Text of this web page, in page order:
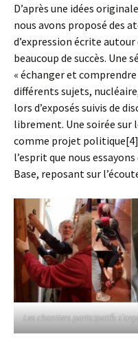
D’après une idées
nous avons proposé des
d’expression écrite
beaucoup de succès. Une
« échanger et
différents sujets,
lors d’exposés suivis de
librement. Une soirée sur
comme projet
l’esprit que nous
Base, reposant sur
Les chantiers participatifs